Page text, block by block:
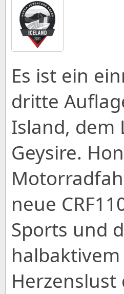
Es ist ein
dritte
Island, dem
Geysire.
neue
Sports und
halbaktivem
Herzenslust